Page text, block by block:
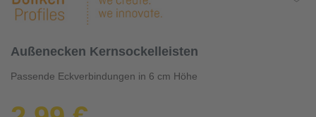
Außenecken Kernsockelleisten
Passende Eckverbindungen in 6 cm Höhe